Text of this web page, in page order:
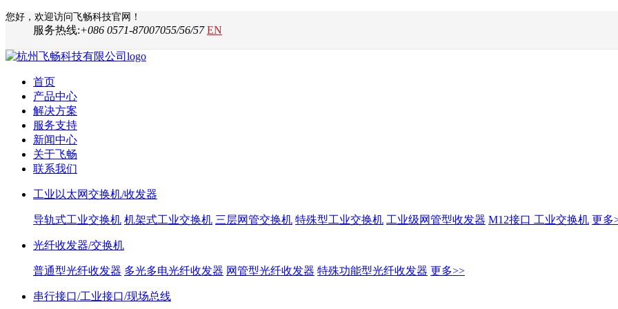
您好，欢迎访问飞畅科技官网！
服务热线:+086 0571-87007055/56/57 EN
首页
产品中心
解决方案
服务支持
新闻中心
关于飞畅
联系我们
工业以太网交换机/收发器
导轨式工业交换机 机架式工业交换机 三层网管交换机 特殊型工业交换机 工业级网管型收发器 M12接口 工业交换机 更多
光纤收发器/交换机
普通型光纤收发器 多光多电光纤收发器 网管型光纤收发器 特殊功能型光纤收发器 更多>>
串行接口/工业接口/现场总线